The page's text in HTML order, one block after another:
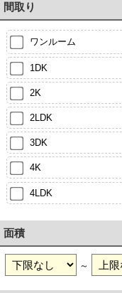
間取り
ワンルーム
1DK
2K
2LDK
3DK
4K
4LDK
面積
～